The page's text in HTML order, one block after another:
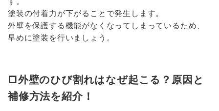
塗装の付着力が下がることで発生します。
外壁を保護する機能がなくなってしまっているため、
早めに塗装を行いましょう。
□外壁のひび割れはなぜ起こる？原因と
補修方法を紹介！